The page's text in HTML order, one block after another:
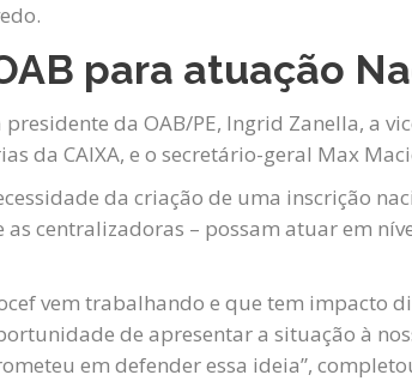
para atuação
da OAB/PE, Ingrid Zanella, a
da CAIXA, e o secretário-geral Max
da criação de uma inscrição
centralizadoras – possam atuar em
vem trabalhando e que tem impacto
de apresentar a situação à
em defender essa ideia”,